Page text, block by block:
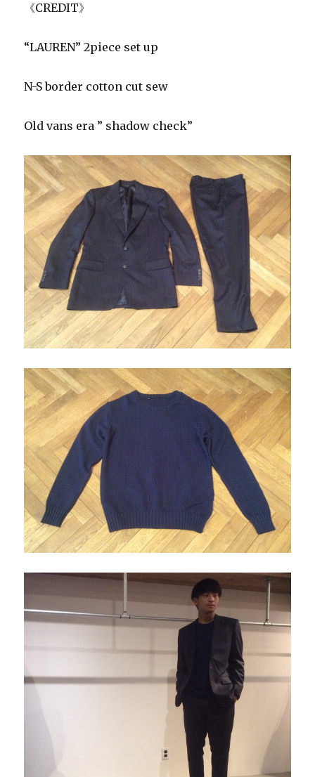
《CREDIT》
“LAUREN” 2piece set up
N-S border cotton cut sew
Old vans era ” shadow check”